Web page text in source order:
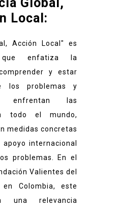
Global,
Local:
Acción Local" es
enfatiza la
y estar
los problemas y
enfrentan las
todo el mundo,
medidas concretas
internacional
problemas. En el
Valientes del
Colombia, este
una relevancia